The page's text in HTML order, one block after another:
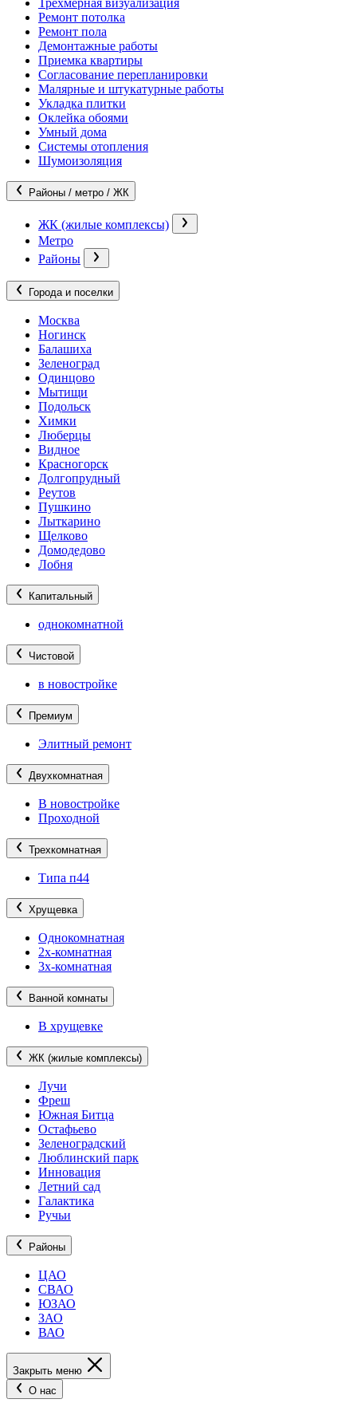
Трехмерная визуализация
Ремонт потолка
Ремонт пола
Демонтажные работы
Приемка квартиры
Согласование перепланировки
Малярные и штукатурные работы
Укладка плитки
Оклейка обоями
Умный дома
Системы отопления
Шумоизоляция
Районы / метро / ЖК
ЖК (жилые комплексы)
Метро
Районы
Города и поселки
Москва
Ногинск
Балашиха
Зеленоград
Одинцово
Мытищи
Подольск
Химки
Люберцы
Видное
Красногорск
Долгопрудный
Реутов
Пушкино
Лыткарино
Щелково
Домодедово
Лобня
Капитальный
однокомнатной
Чистовой
в новостройке
Премиум
Элитный ремонт
Двухкомнатная
В новостройке
Проходной
Трехкомнатная
Типа п44
Хрущевка
Однокомнатная
2х-комнатная
3х-комнатная
Ванной комнаты
В хрущевке
ЖК (жилые комплексы)
Лучи
Фреш
Южная Битца
Остафьево
Зеленоградский
Люблинский парк
Инновация
Летний сад
Галактика
Ручьи
Районы
ЦАО
СВАО
ЮЗАО
ЗАО
ВАО
Закрыть меню
О нас